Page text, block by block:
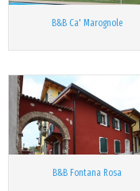
B&B Ca' Marognole
B&B Fontana Rosa